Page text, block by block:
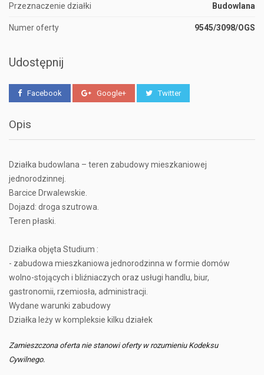
Przeznaczenie działki Budowlana
Numer oferty 9545/3098/OGS
Udostępnij
Facebook Google+ Twitter
Opis
Działka budowlana – teren zabudowy mieszkaniowej
jednorodzinnej.
Barcice Drwalewskie.
Dojazd: droga szutrowa.
Teren płaski.
Działka objęta Studium :
- zabudowa mieszkaniowa jednorodzinna w formie domów
wolno-stojących i bliźniaczych oraz usługi handlu, biur,
gastronomii, rzemiosła, administracji.
Wydane warunki zabudowy
Działka leży w kompleksie kilku działek
Zamieszczona oferta nie stanowi oferty w rozumieniu Kodeksu
Cywilnego.